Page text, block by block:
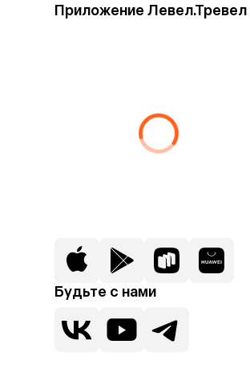
Приложение Левел.Тревел
Будьте с нами